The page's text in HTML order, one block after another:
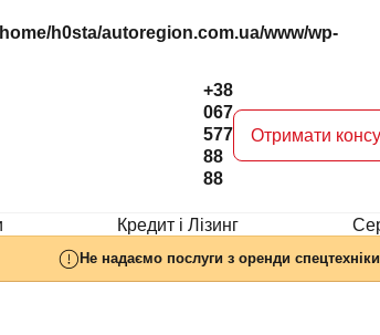
h0sta/autoregion.com.ua/www/wp-
+38
067
577
88
88
Отримати
Кредит і Лізинг
Не надаємо послуги з оренди